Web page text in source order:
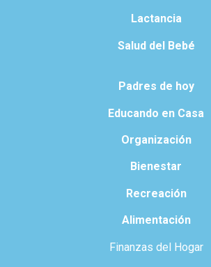
Lactancia
Salud del Bebé
Padres de hoy
Educando en Casa
Organización
Bienestar
Recreación
Alimentación
Finanzas del Hogar